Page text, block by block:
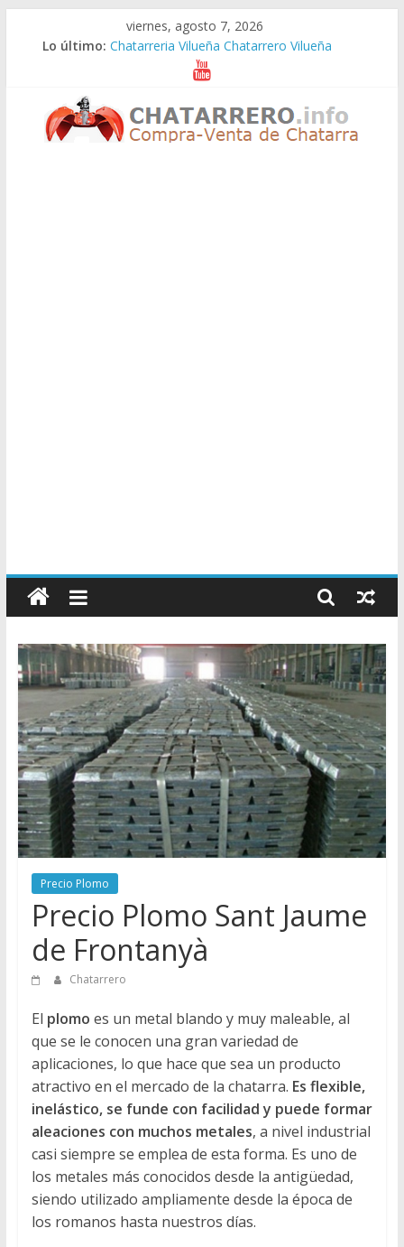
viernes, agosto 7, 2026
Lo último: Chatarreria Vilueña Chatarrero Vilueña
Chatarreria Zuera Chatarrero Zuera
Chatarreria Zaragoza Chatarrero Zaragoza
Chatarreria Zaida Chatarrero Zaida
Chatarreria Vistabella Chatarrero Vistabella
Chatarreros
–
Precio
de
Chatarra
Directorio
de
para
vender
Chatarra
Precio Plomo
Precio Plomo Sant Jaume
de Frontanyà
Chatarrero
El plomo es un metal blando y muy maleable, al
que se le conocen una gran variedad de
aplicaciones, lo que hace que sea un producto
atractivo en el mercado de la chatarra. Es flexible,
inelástico, se funde con facilidad y puede formar
aleaciones con muchos metales, a nivel industrial
casi siempre se emplea de esta forma. Es uno de
los metales más conocidos desde la antigüedad,
siendo utilizado ampliamente desde la época de
los romanos hasta nuestros días.